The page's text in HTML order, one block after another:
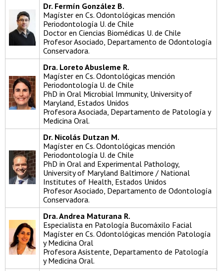
Dr. Fermín González B.
Magíster en Cs. Odontológicas mención
Periodontología U. de Chile
Doctor en Ciencias Biomédicas U. de Chile
Profesor Asociado, Departamento de Odontología
Conservadora.
Dra. Loreto Abusleme R.
Magíster en Cs. Odontológicas mención
Periodontología U. de Chile
PhD in Oral Microbial Immunity, University of
Maryland, Estados Unidos
Profesora Asociada, Departamento de Patología y
Medicina Oral.
Dr. Nicolás Dutzan M.
Magíster en Cs. Odontológicas mención
Periodontología U. de Chile
PhD in Oral and Experimental Pathology,
University of Maryland Baltimore / National
Institutes of Health, Estados Unidos
Profesor Asociado, Departamento de Odontología
Conservadora.
Dra. Andrea Maturana R.
Especialista en Patología Bucomáxilo Facial
Magíster en Cs. Odontológicas mención Patología
y Medicina Oral
Profesora Asistente, Departamento de Patología
y Medicina Oral.